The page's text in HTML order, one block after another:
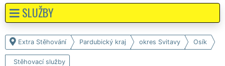
Extra Stěhování Pardubický kraj okres Svitavy Osík
Stěhovací služby
SLUŽBY